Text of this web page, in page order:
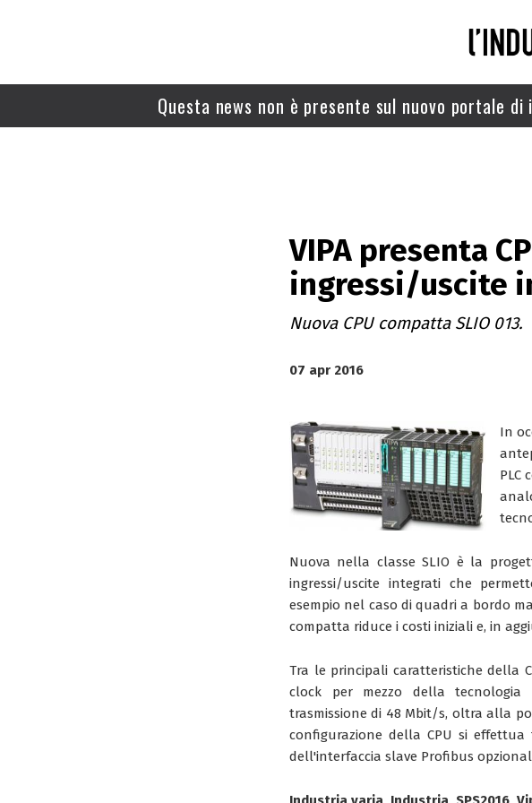
Questa news non è presente sul nuovo portale
VIPA presenta
ingressi/uscite
Nuova CPU compatta SLIO 013.
07 apr 2016
In
PLC
Nuova nella classe SLIO è la
ingressi/uscite integrati che
esempio nel caso di quadri a bordo
compatta riduce i costi iniziali e, in
Tra le principali caratteristiche della
clock per mezzo della tecnologia
trasmissione di 48 Mbit/s, oltra alla
configurazione della CPU si
dell'interfaccia slave Profibus